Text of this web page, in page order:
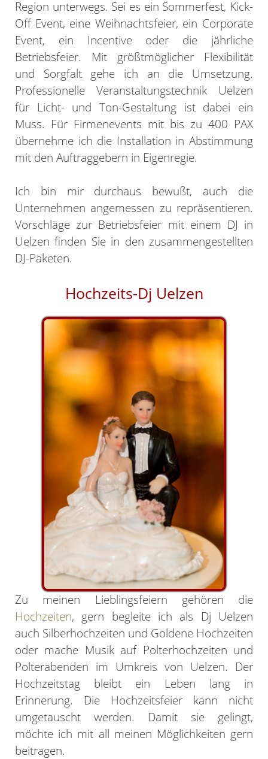
Region unterwegs. Sei es ein Sommerfest, Kick-
Off Event, eine Weihnachtsfeier, ein Corporate
Event, ein Incentive oder die jährliche
Betriebsfeier. Mit größtmöglicher Flexibilität
und Sorgfalt gehe ich an die Umsetzung.
Professionelle Veranstaltungstechnik Uelzen
für Licht- und Ton-Gestaltung ist dabei ein
Muss. Für Firmenevents mit bis zu 400 PAX
übernehme ich die Installation in Abstimmung
mit den Auftraggebern in Eigenregie.
Ich bin mir durchaus bewußt, auch die
Unternehmen angemessen zu repräsentieren.
Vorschläge zur Betriebsfeier mit einem DJ in
Uelzen finden Sie in den zusammengestellten
DJ-Paketen.
Hochzeits-Dj Uelzen
Zu meinen Lieblingsfeiern gehören die
Hochzeiten, gern begleite ich als Dj Uelzen
auch Silberhochzeiten und Goldene Hochzeiten
oder mache Musik auf Polterhochzeiten und
Polterabenden im Umkreis von Uelzen. Der
Hochzeitstag bleibt ein Leben lang in
Erinnerung. Die Hochzeitsfeier kann nicht
umgetauscht werden. Damit sie gelingt,
möchte ich mit all meinen Möglichkeiten gern
beitragen.